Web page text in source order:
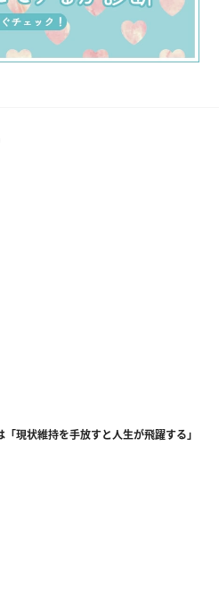
「現状維持を手放すと人生が飛躍する」